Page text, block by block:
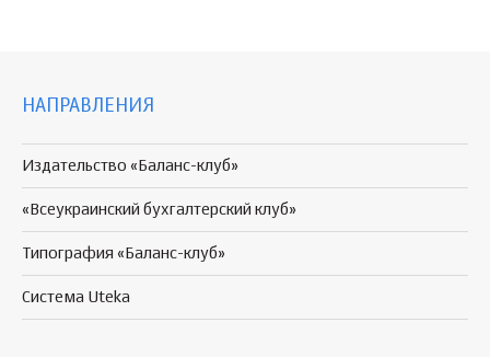
НАПРАВЛЕНИЯ
Издательство «Баланс-клуб»
«Всеукраинский бухгалтерский клуб»
Типография «Баланс-клуб»
Система Uteka